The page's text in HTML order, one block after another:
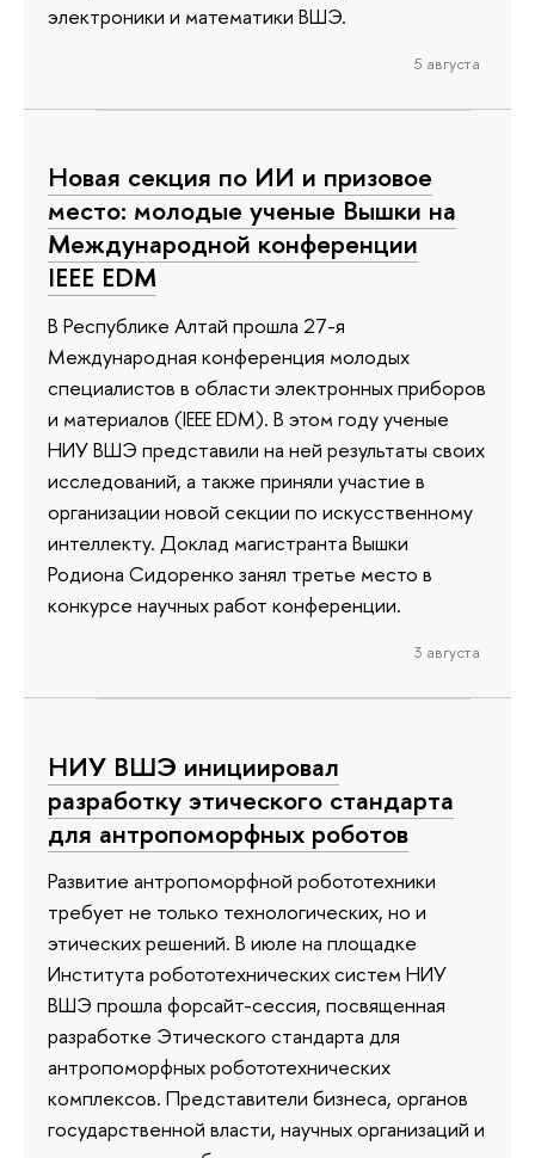
электроники и математики ВШЭ.
5 августа
Новая секция по ИИ и призовое
место: молодые ученые Вышки на
Международной конференции
IEEE EDM
В Республике Алтай прошла 27-я
Международная конференция молодых
специалистов в области электронных приборов
и материалов (IEEE EDM). В этом году ученые
НИУ ВШЭ представили на ней результаты своих
исследований, а также приняли участие в
организации новой секции по искусственному
интеллекту. Доклад магистранта Вышки
Родиона Сидоренко занял третье место в
конкурсе научных работ конференции.
3 августа
НИУ ВШЭ инициировал
разработку этического стандарта
для антропоморфных роботов
Развитие антропоморфной робототехники
требует не только технологических, но и
этических решений. В июле на площадке
Института робототехнических систем НИУ
ВШЭ прошла форсайт-сессия, посвященная
разработке Этического стандарта для
антропоморфных робототехнических
комплексов. Представители бизнеса, органов
государственной власти, научных организаций и